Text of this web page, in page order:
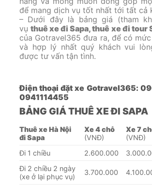
để mang dịch vụ tốt nhất tới tất cả
– Dưới đây là bảng giá (tham
vụthuê xe đi Sapa, thuê xe đi tour
của Gotravel365 đưa ra, để có
và hợp lý nhất quý khách vui
được tư vấn tận tình.
Điện thoại đặt xe Gotravel365:
0941114455
BẢNG GIÁ THUÊ XE ĐI SAPA
Thuê xe Hà Nội
đi Sapa
Xe 4 chỗ
(VNĐ)
Xe 7
(VNĐ)
Đi 1 chiều
2.600.000
Đi 2 chiều 2 ngày
(xe ở lại phục vụ)
3.700.000